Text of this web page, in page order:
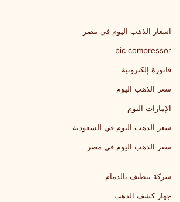
اسعار الذهب اليوم في مصر
pic compressor
فاتورة إلكترونية
سعر الذهب اليوم
الإمارات اليوم
سعر الذهب اليوم في السعودية
سعر الذهب اليوم في مصر
شركة تنظيف بالدمام
جهاز كشف الذهب